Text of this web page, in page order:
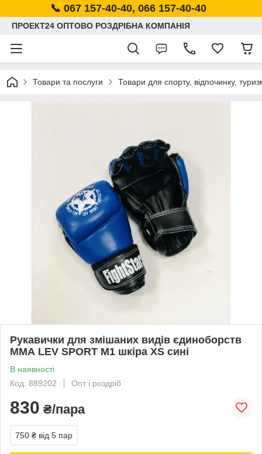
📞 067 157-40-40, 066 157-40-40
ПРОЕКТ24 ОПТОВО РОЗДРІБНА КОМПАНІЯ
Товари та послуги Товари для спорту, відпочинку,
Рукавички для змішаних видів єдиноборств
ММА LEV SPORT M1 шкіра XS сині
В наявності
Код: 889202
Опт і роздріб
830 ₴/пара
750 ₴ від 5 пар